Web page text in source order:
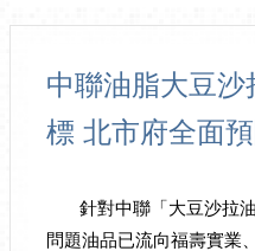
中聯油脂大豆沙
標 北市府全面
針對中聯「大豆沙拉油
問題油品已流向福壽實業